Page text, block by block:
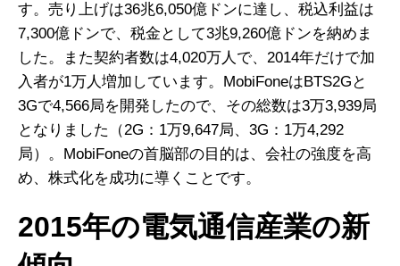
す。売り上げは36兆6,050億ドンに達し、税込利益は
7,300億ドンで、税金として3兆9,260億ドンを納めま
した。また契約者数は4,020万人で、2014年だけで加
入者が1万人増加しています。MobiFoneはBTS2Gと
3Gで4,566局を開発したので、その総数は3万3,939局
となりました（2G：1万9,647局、3G：1万4,292
局）。MobiFoneの首脳部の目的は、会社の強度を高
め、株式化を成功に導くことです。
2015年の電気通信産業の新